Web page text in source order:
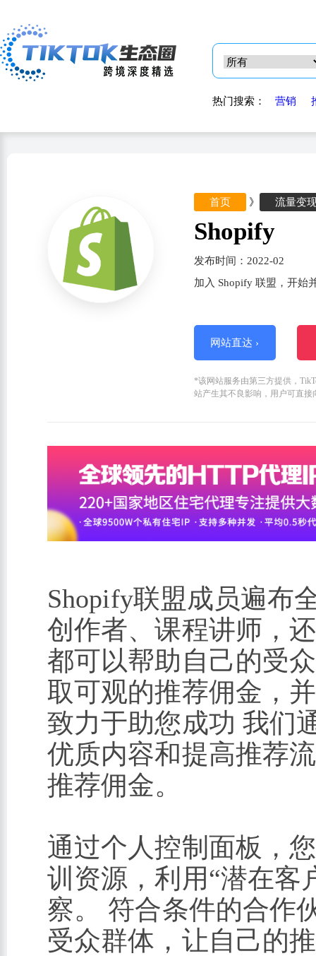
热门搜索： 营销
首页 》 流量变
Shopify
发布时间：2022-02
加入 Shopify 联盟，开始
网站直达 ›
*该网站服务由第三方提供，
站产生其不良影响，用户可直
Shopify联盟成员遍布
创作者、课程讲师，
都可以帮助自己的受
取可观的推荐佣金，
致力于助您成功 我们
优质内容和提高推荐
推荐佣金。
通过个人控制面板，
训资源，利用“潜在客
察。 符合条件的合作
受众群体，让自己的